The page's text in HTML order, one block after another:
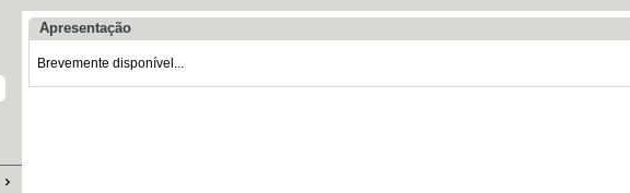
Apresentação
Brevemente disponível...